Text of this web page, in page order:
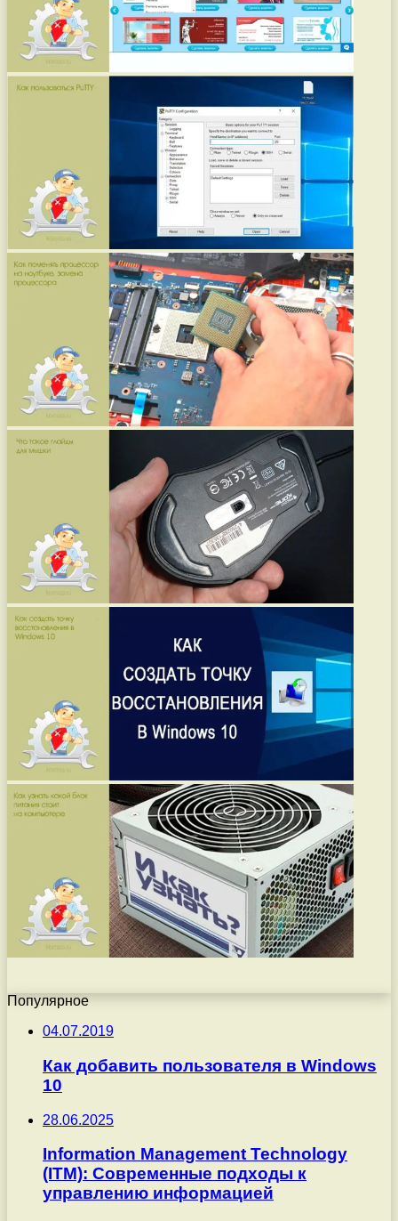
Популярное
04.07.2019
Как добавить пользователя в Windows
10
28.06.2025
Information Management Technology
(ITM): Современные подходы к
управлению информацией